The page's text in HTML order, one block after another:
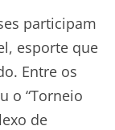
participam
esporte que
Entre os
o “Torneio
de